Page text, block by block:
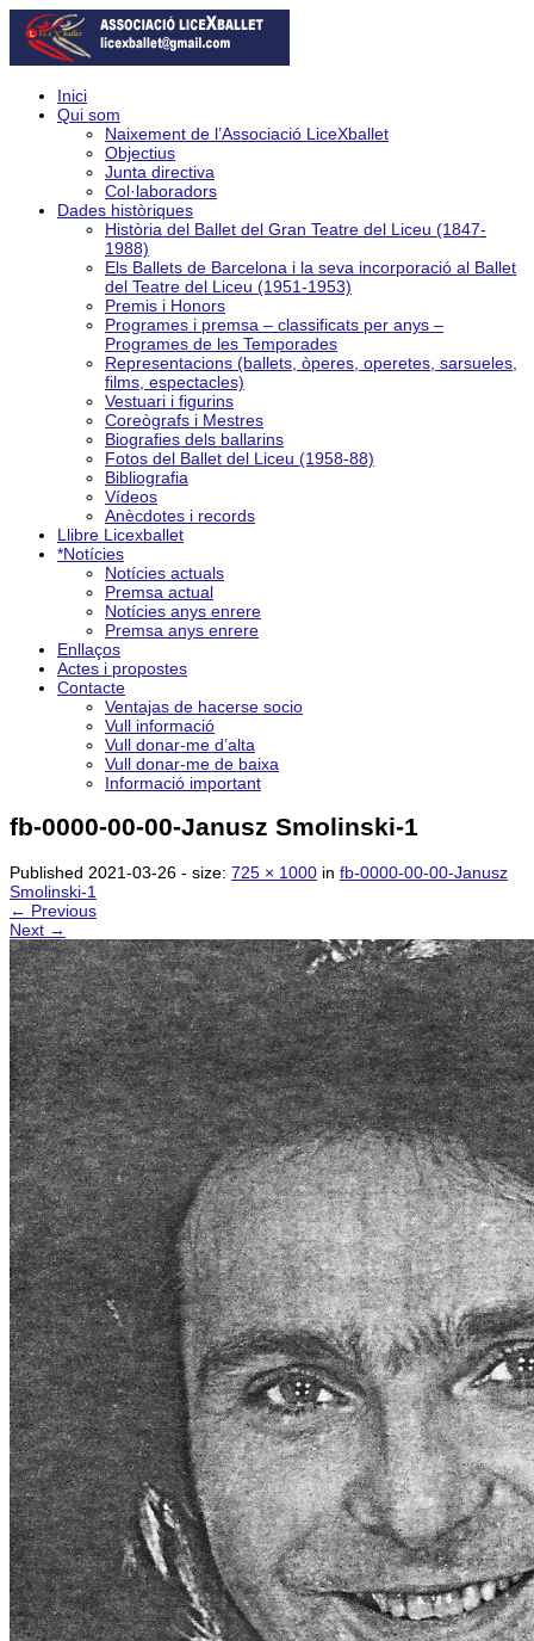
Inici
Qui som
Naixement de l’Associació LiceXballet
Objectius
Junta directiva
Col·laboradors
Dades històriques
Història del Ballet del Gran Teatre del Liceu (1847-
1988)
Els Ballets de Barcelona i la seva incorporació al Ballet
del Teatre del Liceu (1951-1953)
Premis i Honors
Programes i premsa – classificats per anys –
Programes de les Temporades
Representacions (ballets, òperes, operetes, sarsueles,
films, espectacles)
Vestuari i figurins
Coreògrafs i Mestres
Biografies dels ballarins
Fotos del Ballet del Liceu (1958-88)
Bibliografia
Vídeos
Anècdotes i records
Llibre Licexballet
*Notícies
Notícies actuals
Premsa actual
Notícies anys enrere
Premsa anys enrere
Enllaços
Actes i propostes
Contacte
Ventajas de hacerse socio
Vull informació
Vull donar-me d’alta
Vull donar-me de baixa
Informació important
fb-0000-00-00-Janusz Smolinski-1
Published 2021-03-26 - size: 725 × 1000 in fb-0000-00-00-Janusz
Smolinski-1
← Previous
Next →